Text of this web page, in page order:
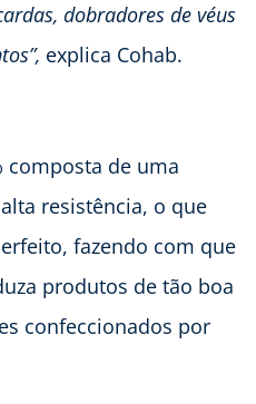
dobradores de véus
explica Cohab.
composta de uma
resistência, o que
fazendo com que
produtos de tão boa
confeccionados por